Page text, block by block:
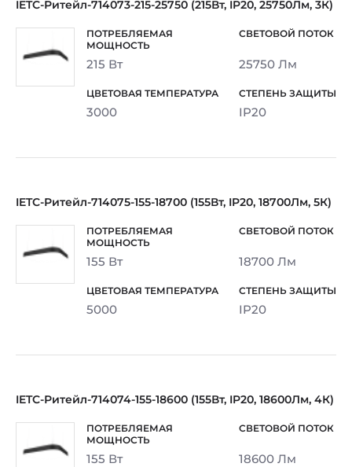
IETC-Ритейл-714073-215-25750 (215Вт, IP20, 25750Лм, 3К)
215 Вт 25750 Лм
3000 IP20
IETC-Ритейл-714075-155-18700 (155Вт, IP20, 18700Лм, 5К)
155 Вт 18700 Лм
5000 IP20
IETC-Ритейл-714074-155-18600 (155Вт, IP20, 18600Лм, 4К)
155 Вт 18600 Лм